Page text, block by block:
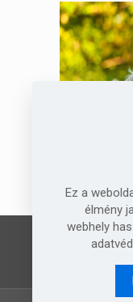
Nyári
Ez a
élmény
webhely